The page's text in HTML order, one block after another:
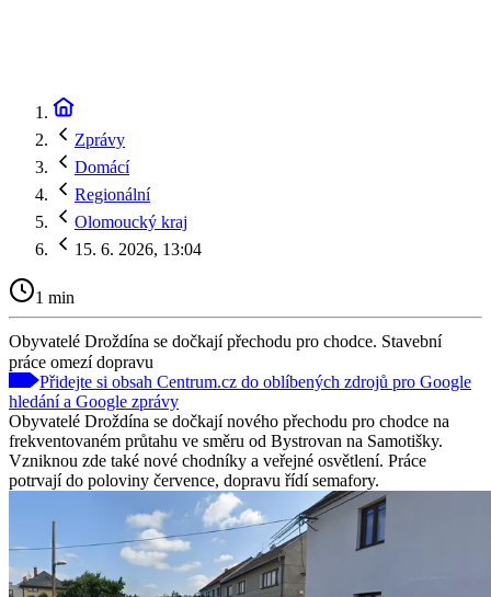
Zprávy
Domácí
Regionální
Olomoucký kraj
15. 6. 2026, 13:04
1 min
Obyvatelé Droždína se dočkají přechodu pro chodce. Stavební
práce omezí dopravu
Přidejte si obsah Centrum.cz do oblíbených zdrojů pro Google
hledání a Google zprávy
Obyvatelé Droždína se dočkají nového přechodu pro chodce na
frekventovaném průtahu ve směru od Bystrovan na Samotišky.
Vzniknou zde také nové chodníky a veřejné osvětlení. Práce
potrvají do poloviny července, dopravu řídí semafory.